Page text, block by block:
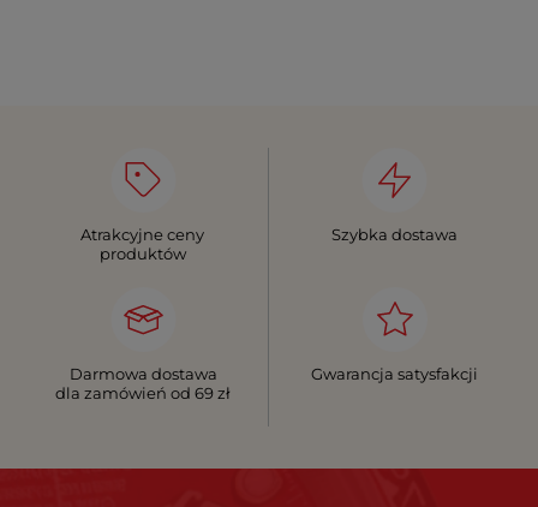
Atrakcyjne ceny
produktów
Szybka dostawa
Darmowa dostawa
dla zamówień od 69 zł
Gwarancja satysfakcji